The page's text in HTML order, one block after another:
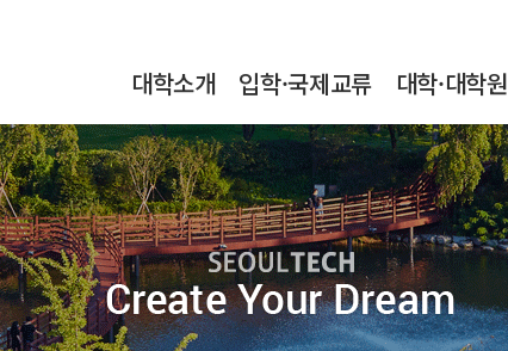
대학소개 입학·국제교류 대학·대학원